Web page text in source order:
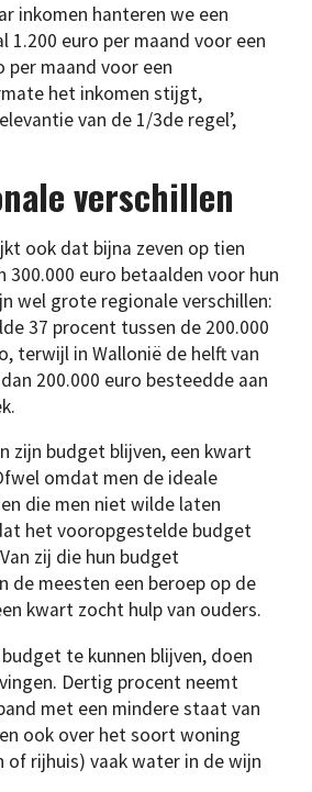
inkomen hanteren we een
1.200 euro per maand voor een
per maand voor een
het inkomen stijgt,
van de 1/3de regel’,
verschillen
ook dat bijna zeven op tien
300.000 euro betaalden voor hun
wel grote regionale verschillen:
37 procent tussen de 200.000
terwijl in Wallonië de helft van
200.000 euro besteedde aan
zijn budget blijven, een kwart
omdat men de ideale
die men niet wilde laten
het vooropgestelde budget
zij die hun budget
de meesten een beroep op de
kwart zocht hulp van ouders.
te kunnen blijven, doen
Dertig procent neemt
met een mindere staat van
ook over het soort woning
of rijhuis) vaak water in de wijn